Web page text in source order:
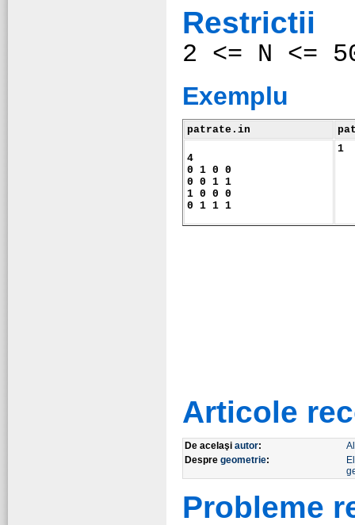
Restrictii
2 <= N <=
Exemplu
patrate .in
4
0 1 0 0
0 0 1 1
1 0 0 0
0 1 1 1
1
Articole
De acelaşi autor:
Despre geometrie:
Probleme